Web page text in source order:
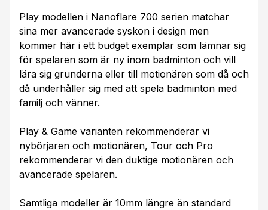
Play modellen i Nanoflare 700 serien matchar
sina mer avancerade syskon i design men
kommer här i ett budget exemplar som lämnar sig
för spelaren som är ny inom badminton och vill
lära sig grunderna eller till motionären som då och
då underhåller sig med att spela badminton med
familj och vänner.
Play & Game varianten rekommenderar vi
nybörjaren och motionären, Tour och Pro
rekommenderar vi den duktige motionären och
avancerade spelaren.
Samtliga modeller är 10mm längre än standard